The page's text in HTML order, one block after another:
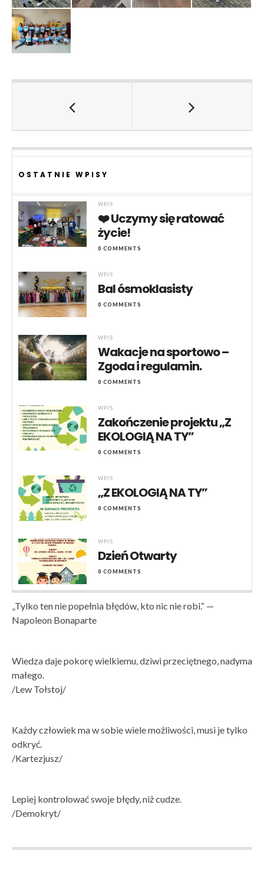
OSTATNIE WPISY
WPIS
❤️ Uczymy się ratować
życie!
0 COMMENTS
WPIS
Bal ósmoklasisty
0 COMMENTS
WPIS
Wakacje na sportowo –
Zgoda i regulamin.
0 COMMENTS
WPIS
Zakończenie projektu „Z
EKOLOGIĄ NA TY”
0 COMMENTS
WPIS
„Z EKOLOGIĄ NA TY”
0 COMMENTS
WPIS
Dzień Otwarty
0 COMMENTS
„Tylko ten nie popełnia błędów, kto nic nie robi.“ —
Napoleon Bonaparte
Wiedza daje pokorę wielkiemu, dziwi przeciętnego, nadyma
małego.
/Lew Tołstoj/
Każdy człowiek ma w sobie wiele możliwości, musi je tylko
odkryć.
/Kartezjusz/
Lepiej kontrolować swoje błędy, niż cudze.
/Demokryt/